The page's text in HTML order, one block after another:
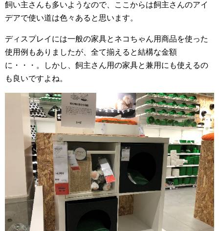
飼い主さんも多いようなので、ここからは飼主さんのアイ
デアで使い道は色々あると思います。
ディスプレイには一般の家具とネコちゃん用商品を使った
使用例もありましたが、全て揃えると結構な金額
に・・・。しかし、飼主さん用の家具と兼用にも使えるの
も良いですよね。